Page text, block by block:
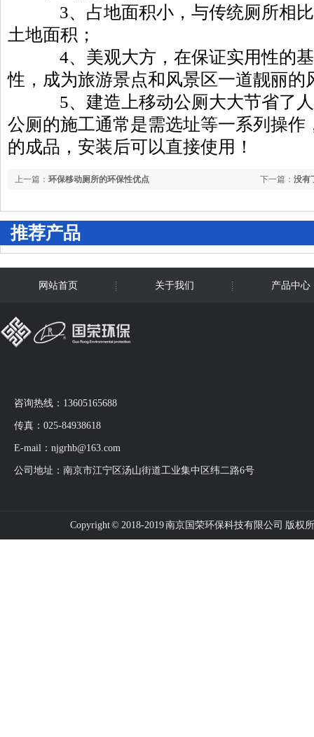
3、占地面积小，与传统厕所相比
土地面积；
4、美观大方，在保证实用性的基
性，成为旅游景点和风景区一道靓丽的
5、建造上移动公厕大大节省了人
公厕的施工通常是需选址等一系列操作
的成品，安装后可以直接使用！
下一篇： 没有
上一篇： 环保移动厕所的环保性优点
推荐产品
网站首页 关于我们 产品中心
咨询热线：13605165688
传真：025-84938618
E-mail：njgrhb@163.com
公司地址：南京市江宁区汤山街道工业集中区纬二路6号
Copyright © 2018-2019 南京国荣环保科技有限公司 版权